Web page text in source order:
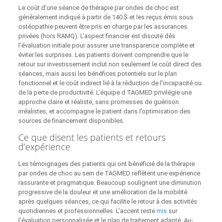
Le coût d’une séance de thérapie par ondes de choc est
généralement indiqué à partir de 140 $ et les reçus émis sous
ostéopathie peuvent être pris en charge par les assurances
privées (hors RAMQ). L’aspect financier est discuté dès
l’évaluation initiale pour assurer une transparence complète et
éviter les surprises. Les patients doivent comprendre que le
retour sur investissement inclut non seulement le coût direct des
séances, mais aussi les bénéfices potentiels sur le plan
fonctionnel et le coût indirect lié à la réduction de l’incapacité ou
de la perte de productivité. L’équipe d TAGMED privilégie une
approche claire et réaliste, sans promesses de guérison
irréalistes, et accompagne le patient dans l’optimisation des
sources de financement disponibles.
Ce que disent les patients et retours
d’expérience
Les témoignages des patients qui ont bénéficié de la thérapie
par ondes de choc au sein de TAGMED reflètent une expérience
rassurante et pragmatique. Beaucoup soulignent une diminution
progressive de la douleur et une amélioration de la mobilité
après quelques séances, ce qui facilite le retour à des activités
quotidiennes et professionnelles. L’accent reste mis sur
l’évaluation personnalisée et le plan de traitement adapté. Au-